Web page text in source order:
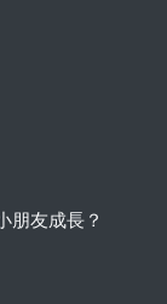
朋友成長？